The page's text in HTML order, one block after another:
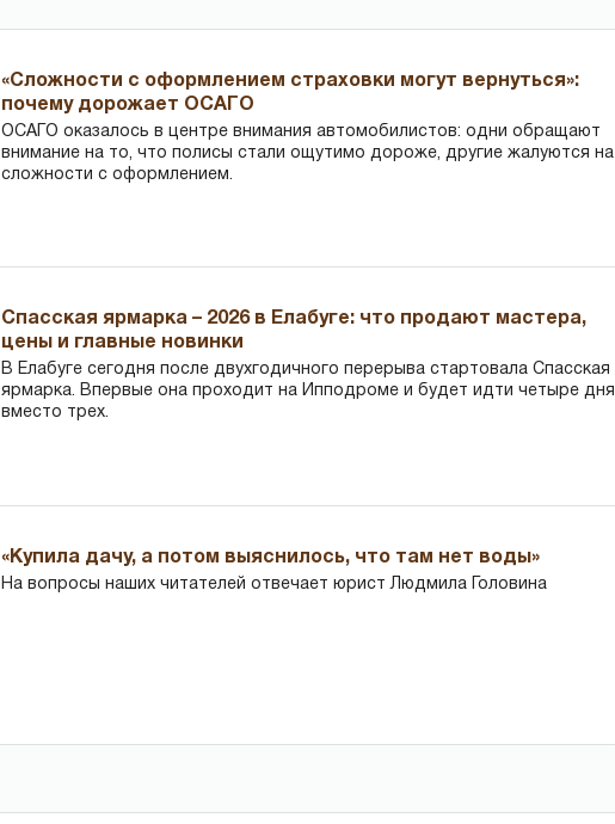
«Сложности с оформлением страховки могут вернуться»:
почему дорожает ОСАГО
ОСАГО оказалось в центре внимания автомобилистов: одни обращают
внимание на то, что полисы стали ощутимо дороже, другие жалуются на
сложности с оформлением.
Спасская ярмарка – 2026 в Елабуге: что продают мастера,
цены и главные новинки
В Елабуге сегодня после двухгодичного перерыва стартовала Спасская
ярмарка. Впервые она проходит на Ипподроме и будет идти четыре дня
вместо трех.
«Купила дачу, а потом выяснилось, что там нет воды»
На вопросы наших читателей отвечает юрист Людмила Головина